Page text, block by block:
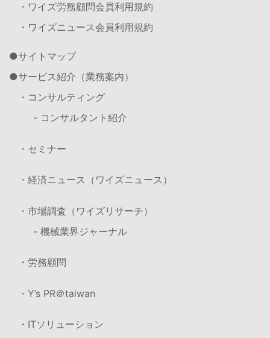
・ワイズ労務顧問会員利用規約
・ワイズニュース会員利用規約
サイトマップ
サービス紹介（業務案内）
・コンサルティング
- コンサルタント紹介
・セミナー
・経済ニュース（ワイズニュース）
・市場調査（ワイズリサーチ）
- 機械業界ジャーナル
・労務顧問
・Y’s PR＠taiwan
・ITソリューション